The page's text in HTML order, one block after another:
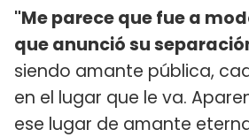
"Me parece que fue a
que anunció su
siendo amante pública,
en el lugar que le va.
ese lugar de amante